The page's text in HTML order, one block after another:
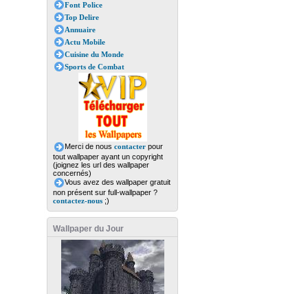
Font Police
Top Delire
Annuaire
Actu Mobile
Cuisine du Monde
Sports de Combat
Merci de nous contacterpour
tout wallpaper ayant un copyright
(joignez les url des wallpaper
concernés)
Vous avez des wallpaper gratuit
non présent sur full-wallpaper ?
contactez-nous;)
Wallpaper du Jour